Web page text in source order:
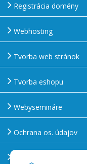
Registrácia domény
Webhosting
Tvorba web stránok
Tvorba eshopu
Webysemináre
Ochrana os. údajov